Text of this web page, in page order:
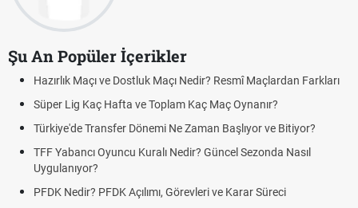
Şu An Popüler İçerikler
Hazırlık Maçı ve Dostluk Maçı Nedir? Resmî Maçlardan Farkları
Süper Lig Kaç Hafta ve Toplam Kaç Maç Oynanır?
Türkiye'de Transfer Dönemi Ne Zaman Başlıyor ve Bitiyor?
TFF Yabancı Oyuncu Kuralı Nedir? Güncel Sezonda Nasıl
Uygulanıyor?
PFDK Nedir? PFDK Açılımı, Görevleri ve Karar Süreci